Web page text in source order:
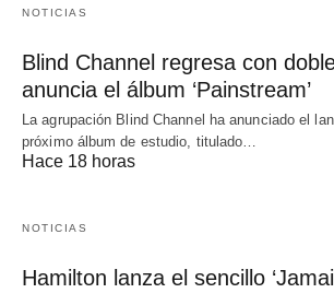
NOTICIAS
Blind Channel regresa con
anuncia el álbum ‘Painstream’
La agrupación Blind Channel ha anunciado el
próximo álbum de estudio, titulado…
Hace 18 horas
NOTICIAS
Hamilton lanza el sencillo